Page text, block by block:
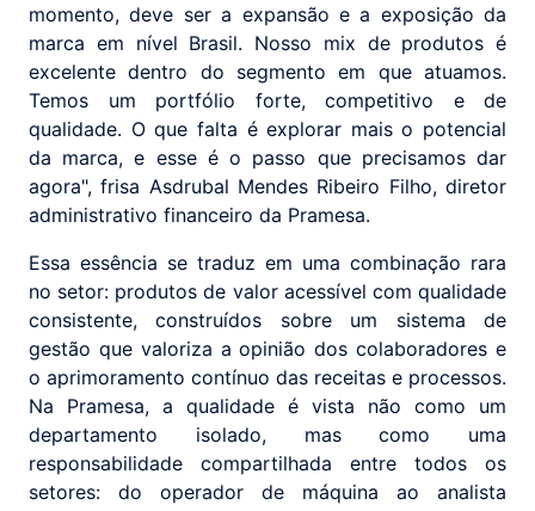
momento, deve ser a expansão e a exposição da
marca em nível Brasil. Nosso mix de produtos é
excelente dentro do segmento em que atuamos.
Temos um portfólio forte, competitivo e de
qualidade. O que falta é explorar mais o potencial
da marca, e esse é o passo que precisamos dar
agora", frisa Asdrubal Mendes Ribeiro Filho, diretor
administrativo financeiro da Pramesa.
Essa essência se traduz em uma combinação rara
no setor: produtos de valor acessível com qualidade
consistente, construídos sobre um sistema de
gestão que valoriza a opinião dos colaboradores e
o aprimoramento contínuo das receitas e processos.
Na Pramesa, a qualidade é vista não como um
departamento isolado, mas como uma
responsabilidade compartilhada entre todos os
setores: do operador de máquina ao analista